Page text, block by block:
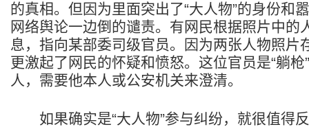
的真相。但因为里面突出了“大人物”的身份和
网络舆论一边倒的谴责。有网民根据照片中的
息，指向某部委司级官员。因为两张人物照片
更激起了网民的怀疑和愤怒。这位官员是“躺枪
人，需要他本人或公安机关来澄清。
如果确实是“大人物”参与纠纷，就很值得